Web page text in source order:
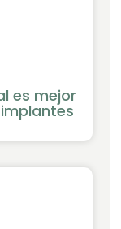
es mejor